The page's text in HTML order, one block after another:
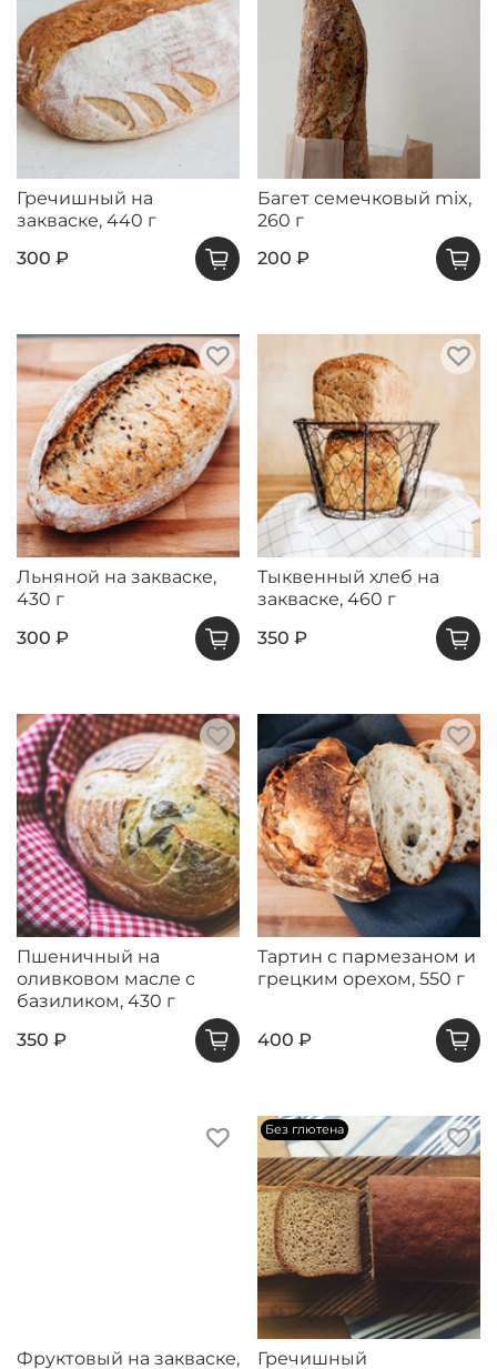
Гречишный на
закваске, 440 г
300 ₽
Багет семечковый mix,
260 г
200 ₽
Льняной на закваске,
430 г
300 ₽
Тыквенный хлеб на
закваске, 460 г
350 ₽
Пшеничный на
оливковом масле с
базиликом, 430 г
350 ₽
Тартин с пармезаном и
грецким орехом, 550 г
400 ₽
Фруктовый на закваске,
Без глютена
Гречишный